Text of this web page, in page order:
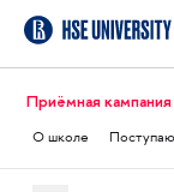
Приёмная
О школе